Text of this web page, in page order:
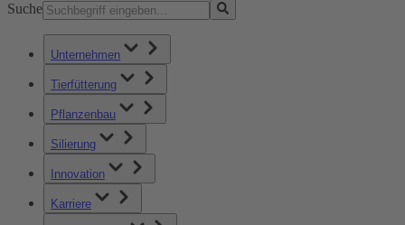
Suche
Unternehmen
Tierfütterung
Pflanzenbau
Silierung
Innovation
Karriere